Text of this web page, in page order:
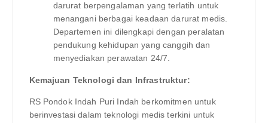
darurat berpengalaman yang terlatih untuk
menangani berbagai keadaan darurat medis.
Departemen ini dilengkapi dengan peralatan
pendukung kehidupan yang canggih dan
menyediakan perawatan 24/7.
Kemajuan Teknologi dan Infrastruktur:
RS Pondok Indah Puri Indah berkomitmen untuk
berinvestasi dalam teknologi medis terkini untuk